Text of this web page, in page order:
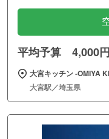
平均予算 4,000円
大宮キッチン ‐OMIYA
大宮駅／埼玉県